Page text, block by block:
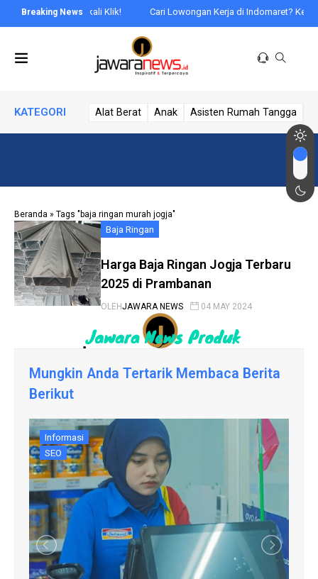
Praktis Sekali Klik! Cari Lowongan Kerja di Indomaret? Ketahui
KATEGORI Alat Berat Anak Asisten Rumah Tangga
Beranda » Tags "baja ringan murah jogja"
Baja Ringan
Harga Baja Ringan Jogja Terbaru
2025 di Prambanan
OLEHJAWARA NEWS 04 MAY 2024
Mungkin Anda Tertarik Membaca Berita
Berikut
Informasi
SEO